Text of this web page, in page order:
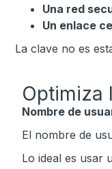
Una red
Un enlace
La clave no es
Optimiza
Nombre de
El nombre de
Lo ideal es usar